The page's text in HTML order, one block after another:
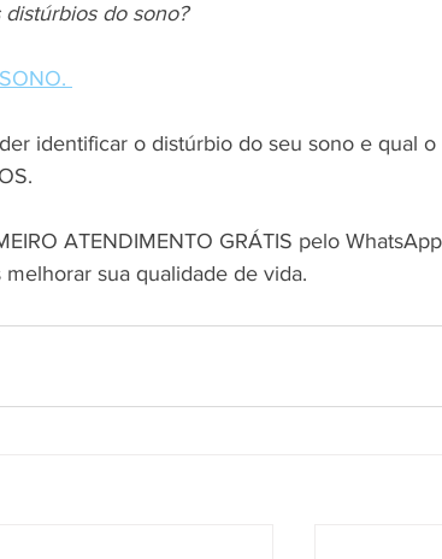
do sono?
identificar o distúrbio do seu sono e qual o
ATENDIMENTO GRÁTIS pelo
sua qualidade de vida.